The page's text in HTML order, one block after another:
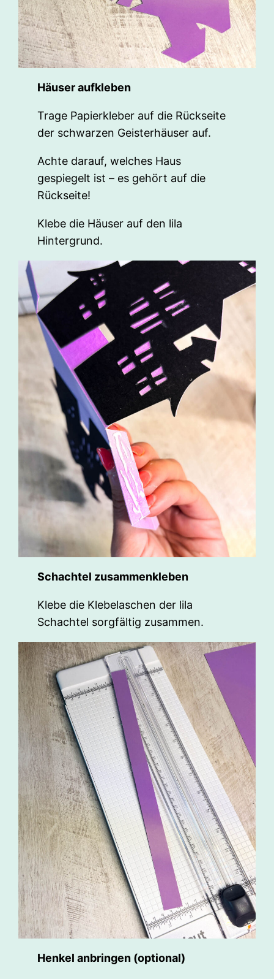
Häuser aufkleben
Trage Papierkleber auf die Rückseite
der schwarzen Geisterhäuser auf.
Achte darauf, welches Haus
gespiegelt ist – es gehört auf die
Rückseite!
Klebe die Häuser auf den lila
Hintergrund.
Schachtel zusammenkleben
Klebe die Klebelaschen der lila
Schachtel sorgfältig zusammen.
Henkel anbringen (optional)